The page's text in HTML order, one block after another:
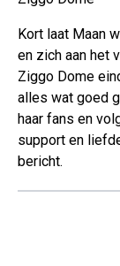
Kort laat Maan
en zich aan het
Ziggo Dome
alles wat goed
haar fans en
support en
bericht.